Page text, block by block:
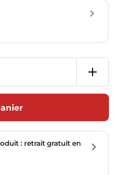
: retrait gratuit en